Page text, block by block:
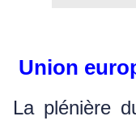
Union
La plénière